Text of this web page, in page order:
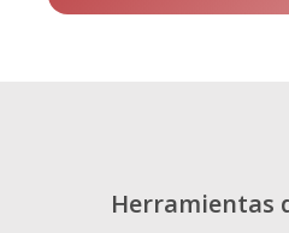
Herramientas